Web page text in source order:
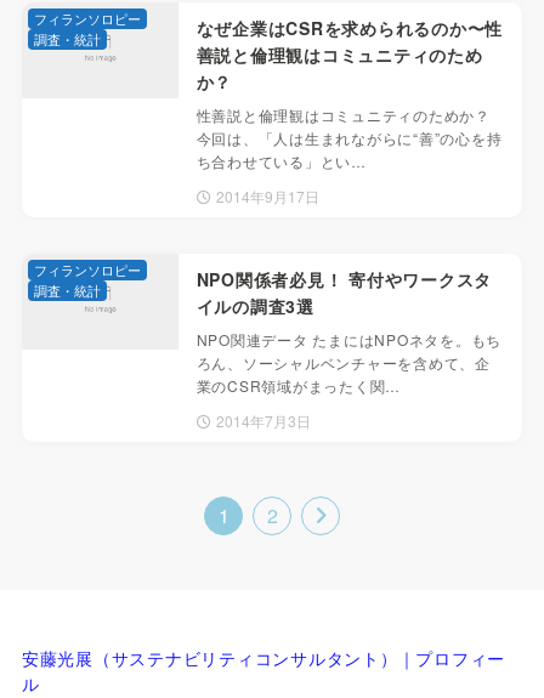
なぜ企業はCSRを求められるのか〜性
善説と倫理観はコミュニティのため
か？
性善説と倫理観はコミュニティのためか？
今回は、「人は生まれながらに“善”の心を持
ち合わせている」とい…
2014年9月17日
フィランソロピー
調査・統計
NPO関係者必見！ 寄付やワークスタ
イルの調査3選
NPO関連データ たまにはNPOネタを。もち
ろん、ソーシャルベンチャーを含めて、企
業のCSR領域がまったく関…
2014年7月3日
フィランソロピー
調査・統計
1 2
安藤光展（サステナビリティコンサルタント）｜プロフィー
ル